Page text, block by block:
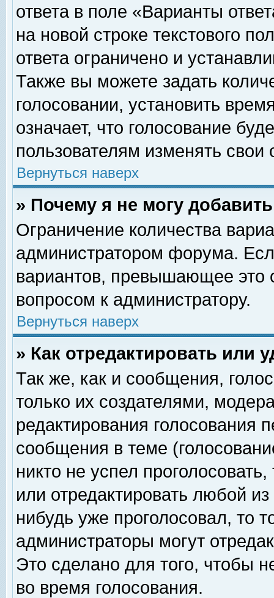
ответа в поле «Варианты
на новой строке текстового
ответа ограничено и
Также вы можете задать
голосовании, установить
означает, что голосование
пользователям изменять свои
Вернуться наверх
» Почему я не могу
Ограничение количества
администратором форума.
вариантов, превышающее это
вопросом к администратору.
Вернуться наверх
» Как отредактировать или
Так же, как и сообщения,
только их создателями,
редактирования голосования
сообщения в теме
никто не успел
или отредактировать любой
нибудь уже проголосовал, то
администраторы могут
Это сделано для того, чтобы
во время голосования.